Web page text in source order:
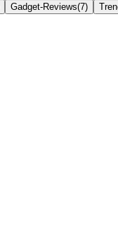
Gadget-Reviews(7)